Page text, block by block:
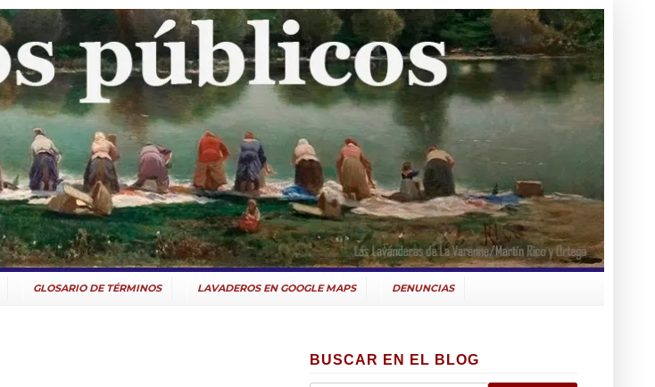
GLOSARIO DE TÉRMINOS LAVADEROS EN GOOGLE MAPS DENUNCIAS
BUSCAR EN EL BLOG